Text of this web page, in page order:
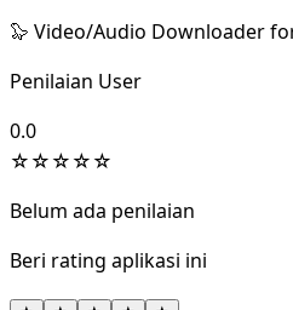
🦭 Video/Audio Downloader
Penilaian User
0.0
☆☆☆☆☆
Belum ada penilaian
Beri rating aplikasi ini